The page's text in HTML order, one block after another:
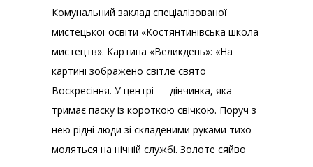
Комунальний заклад спеціалізованої
мистецької освіти «Костянтинівська школа
мистецтв». Картина «Великдень»: «На
картині зображено світле свято
Воскресіння. У центрі — дівчинка, яка
тримає паску із короткою свічкою. Поруч з
нею рідні люди зі складеними руками тихо
моляться на нічній службі. Золоте сяйво